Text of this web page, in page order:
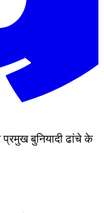
बुनियादी ढांचे के